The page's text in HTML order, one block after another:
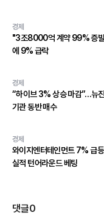
경제
"3조8000억 계약 99% 증
에 9% 급락
경제
“하이브 3% 상승 마감”…뉴
기관 동반 매수
경제
와이지엔터테인먼트 7% 급
실적 턴어라운드 베팅
댓글0